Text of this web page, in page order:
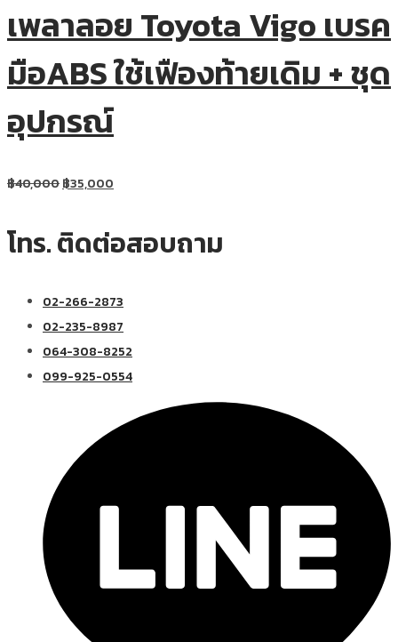
เพลาลอย Toyota Vigo เบรค
มือABS ใช้เฟืองท้ายเดิม + ชุด
อุปกรณ์
฿40,000฿35,000
โทร. ติดต่อสอบถาม
02-266-2873
02-235-8987
064-308-8252
099-925-0554